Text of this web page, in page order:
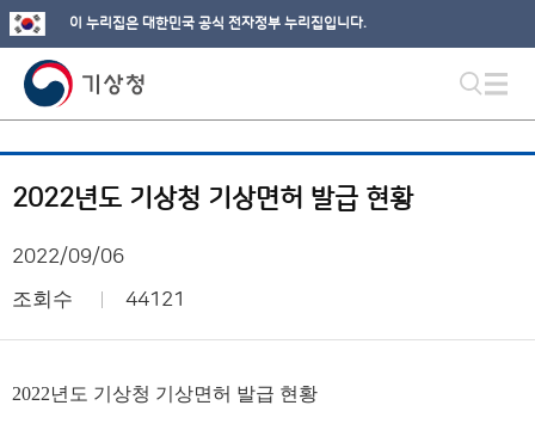
이 누리집은 대한민국 공식 전자정부 누리집입니다.
2022년도 기상청 기상면허 발급 현황
2022/09/06
조회수 44121
2022년도 기상청 기상면허 발급 현황